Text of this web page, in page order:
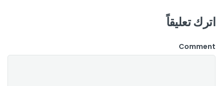
اترك تعليقاً
Comment